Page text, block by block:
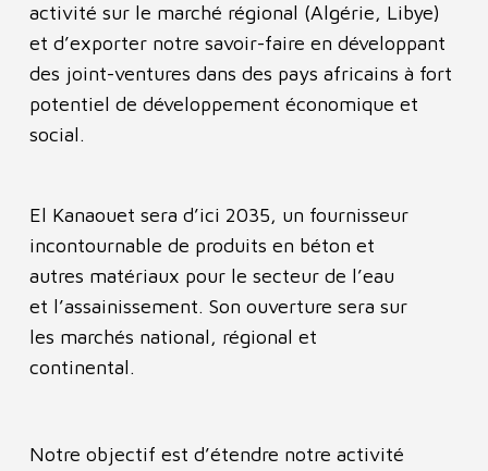
activité sur le marché régional (Algérie, Libye)
et d’exporter notre savoir-faire en développant
des joint-ventures dans des pays africains à fort
potentiel de développement économique et
social.
El Kanaouet sera d’ici 2035, un fournisseur
incontournable de produits en béton et
autres matériaux pour le secteur de l’eau
et l’assainissement. Son ouverture sera sur
les marchés national, régional et
continental.
Notre objectif est d’étendre notre activité